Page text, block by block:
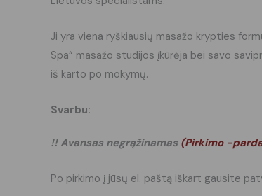
Ji yra viena ryškiausių masažo krypties
Spa“ masažo studijos įkūrėja bei savo
iš karto po mokymų.
Svarbu:
!! Avansas negrąžinamas (Pirkimo -
Po pirkimo į jūsų el. paštą iškart gausite